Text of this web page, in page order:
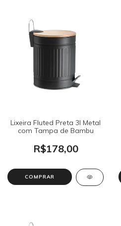
Lixeira Fluted Preta 3l Metal
com Tampa de Bambu
R$178,00